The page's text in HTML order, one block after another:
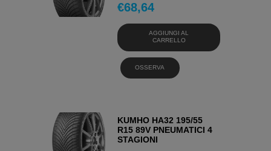
€68,64
AGGIUNGI AL
CARRELLO
OSSERVA
KUMHO HA32 195/55
R15 89V PNEUMATICI 4
STAGIONI